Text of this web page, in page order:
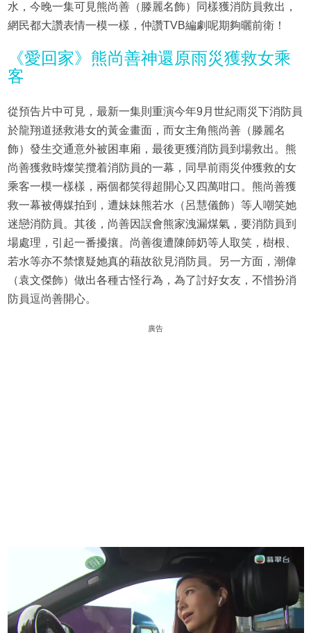
水，今晚一集可見熊尚善（滕麗名飾）同樣獲消防員救出，
網民都大讚表情一模一樣，仲讚TVB編劇呢期夠曬前衛！
《愛回家》熊尚善神還原雨災獲救女乘
客
從預告片中可見，最新一集則重演今年9月世紀雨災下消防員
於龍翔道拯救港女的黃金畫面，而女主角熊尚善（滕麗名
飾）發生交通意外被困車廂，最後更獲消防員到場救出。熊
尚善獲救時燦笑攬着消防員的一幕，同早前雨災仲獲救的女
乘客一模一樣樣，兩個都笑得超開心又四萬咁口。熊尚善獲
救一幕被傳媒拍到，遭妹妹熊若水（呂慧儀飾）等人嘲笑她
迷戀消防員。其後，尚善因誤會熊家洩漏煤氣，要消防員到
場處理，引起一番擾攘。尚善復遭陳師奶等人取笑，樹根、
若水等亦不禁懷疑她真的藉故欲見消防員。另一方面，潮偉
（袁文傑飾）做出各種古怪行為，為了討好女友，不惜扮消
防員逗尚善開心。
廣告